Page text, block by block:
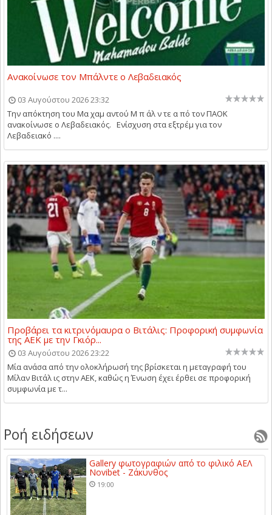
Ανακοίνωσε τον Μπάλντε ο Λεβαδειακός
03 Αυγούστου 2026 23:32
Την απόκτηση του Μα χαμ αντού Μ π άλ ν τε α πό τον ΠΑΟΚ
ανακοίνωσε ο Λεβαδειακός. Ενίσχυση στα εξτρέμ για τον
Λεβαδειακό ....
Προβάρει τα κιτρινόμαυρα ο Βιτάλις: Προφορική συμφωνία
της ΑΕΚ με την Γκιόρ...
03 Αυγούστου 2026 23:22
Μία ανάσα από την ολοκλήρωσή της βρίσκεται η μεταγραφή του
Μίλαν Βιτάλ ις στην ΑΕΚ, καθώς η Ένωση έχει έρθει σε προφορική
συμφωνία με τ...
Ροή ειδήσεων
Gallery φωτογραφιών από το φιλικό ΑΕΛ
Novibet - Ζάκυνθος
19:00